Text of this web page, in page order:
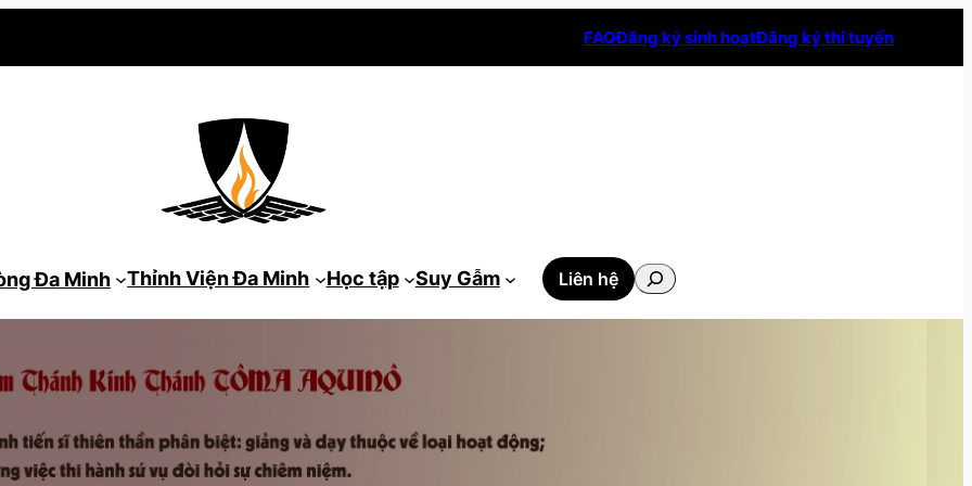
FAQĐăng ký sinh hoạtĐăng ký thi tuyển
Đa Minh Thỉnh Viện Đa Minh Học tập Suy Gẫm Liên hệ
Tìm
kiếm